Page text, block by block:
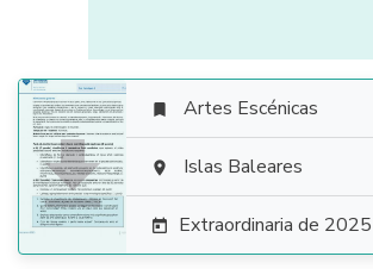

 Artes Escénicas
 Islas Baleares
 Extraordinaria de 2025